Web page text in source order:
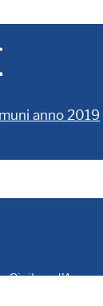
anno 2019
Civile e